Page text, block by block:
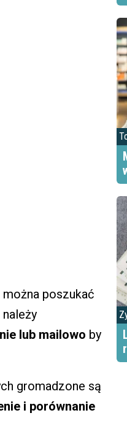
poszukać
lub mailowo by
gromadzone są
i porównanie